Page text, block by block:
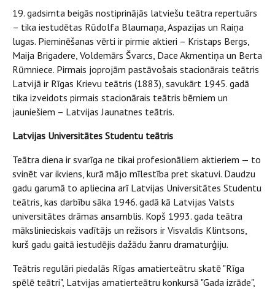
19. gadsimta beigās nostiprinājās latviešu teātra repertuārs
– tika iestudētas Rūdolfa Blaumaņa, Aspazijas un Raiņa
lugas. Pieminēšanas vērti ir pirmie aktieri – Kristaps Bergs,
Maija Brigadere, Voldemārs Švarcs, Dace Akmentiņa un Berta
Rūmniece. Pirmais joprojām pastāvošais stacionārais teātris
Latvijā ir Rīgas Krievu teātris (1883), savukārt 1945. gadā
tika izveidots pirmais stacionārais teātris bērniem un
jauniešiem – Latvijas Jaunatnes teātris.
Latvijas Universitātes Studentu teātris
Teātra diena ir svarīga ne tikai profesionāliem aktieriem — to
svinēt var ikviens, kurā mājo mīlestība pret skatuvi. Daudzu
gadu garumā to apliecina arī Latvijas Universitātes Studentu
teātris, kas darbību sāka 1946. gadā kā Latvijas Valsts
universitātes drāmas ansamblis. Kopš 1993. gada teātra
mākslinieciskais vadītājs un režisors ir Visvaldis Klintsons,
kurš gadu gaitā iestudējis dažādu žanru dramaturģiju.
Teātris regulāri piedalās Rīgas amatierteātru skatē "Rīga
spēlē teātri", Latvijas amatierteātru konkursā "Gada izrāde",